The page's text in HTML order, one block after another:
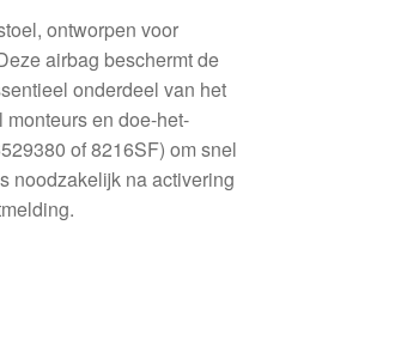
ontworpen voor
airbag beschermt de
onderdeel van het
en doe-het-
of 8216SF) om snel
noodzakelijk na activering